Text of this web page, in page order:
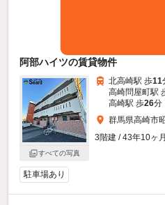
阿部ハイツの賃貸物件
すべての写真
北高崎駅 歩11
高崎問屋町駅
高崎駅 歩26分
群馬県高崎市
3階建 / 43年10ヶ
駐車場あり